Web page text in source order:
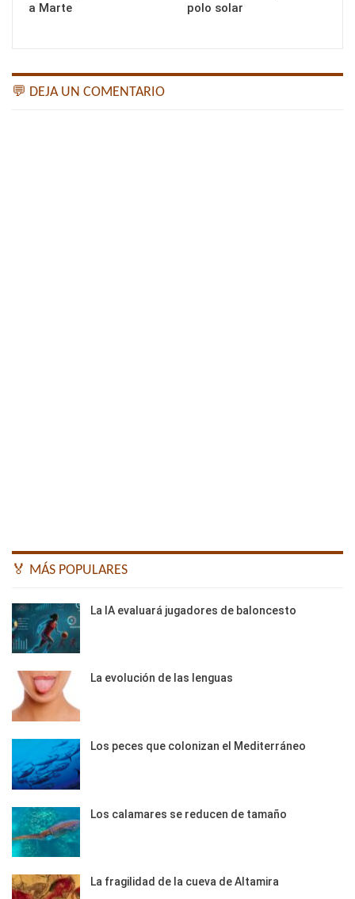
a Marte
polo solar
💬 DEJA UN COMENTARIO
🏅 MÁS POPULARES
La IA evaluará jugadores de baloncesto
La evolución de las lenguas
Los peces que colonizan el Mediterráneo
Los calamares se reducen de tamaño
La fragilidad de la cueva de Altamira